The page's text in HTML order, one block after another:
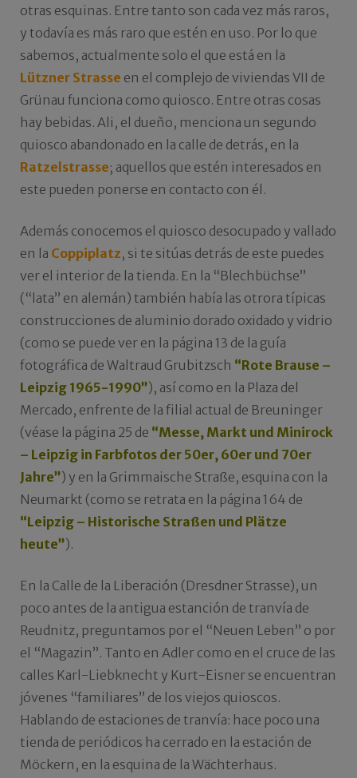
otras esquinas. Entre tanto son cada vez más raros,
y todavía es más raro que estén en uso. Por lo que
sabemos, actualmente solo el que está en la
Lützner Strasse en el complejo de viviendas VII de
Grünau funciona como quiosco. Entre otras cosas
hay bebidas. Ali, el dueño, menciona un segundo
quiosco abandonado en la calle de detrás, en la
Ratzelstrasse; aquellos que estén interesados en
este pueden ponerse en contacto con él.
Además conocemos el quiosco desocupado y vallado
en la Coppiplatz, si te sitúas detrás de este puedes
ver el interior de la tienda. En la “Blechbüchse”
(“lata” en alemán) también había las otrora típicas
construcciones de aluminio dorado oxidado y vidrio
(como se puede ver en la página 13 de la guía
fotográfica de Waltraud Grubitzsch “Rote Brause –
Leipzig 1965-1990”), así como en la Plaza del
Mercado, enfrente de la filial actual de Breuninger
(véase la página 25 de “Messe, Markt und Minirock
– Leipzig in Farbfotos der 50er, 60er und 70er
Jahre”) y en la Grimmaische Straße, esquina con la
Neumarkt (como se retrata en la página 164 de
“Leipzig – Historische Straßen und Plätze
heute”).
En la Calle de la Liberación (Dresdner Strasse), un
poco antes de la antigua estanción de tranvía de
Reudnitz, preguntamos por el “Neuen Leben” o por
el “Magazin”. Tanto en Adler como en el cruce de las
calles Karl-Liebknecht y Kurt-Eisner se encuentran
jóvenes “familiares” de los viejos quioscos.
Hablando de estaciones de tranvía: hace poco una
tienda de periódicos ha cerrado en la estación de
Möckern, en la esquina de la Wächterhaus.